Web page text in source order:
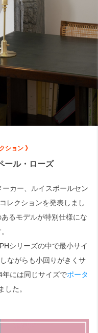
検索
ション 》
ール・ローズ
カー、ルイスポールセン
レクションを発表しまし
るモデルが特別仕様にな
シリーズの中で最小サイ
ながらも小回りがきくサ
には同じサイズでポータ
した。